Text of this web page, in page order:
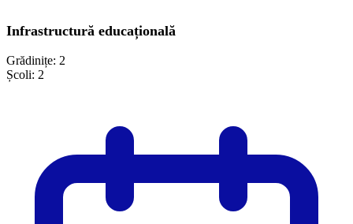
Infrastructură educațională
Grădinițe: 2
Școli: 2